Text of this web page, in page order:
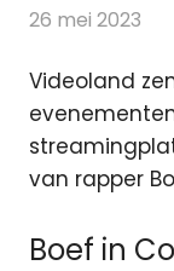
26 mei 2023
Videoland
van rapper
Boef in